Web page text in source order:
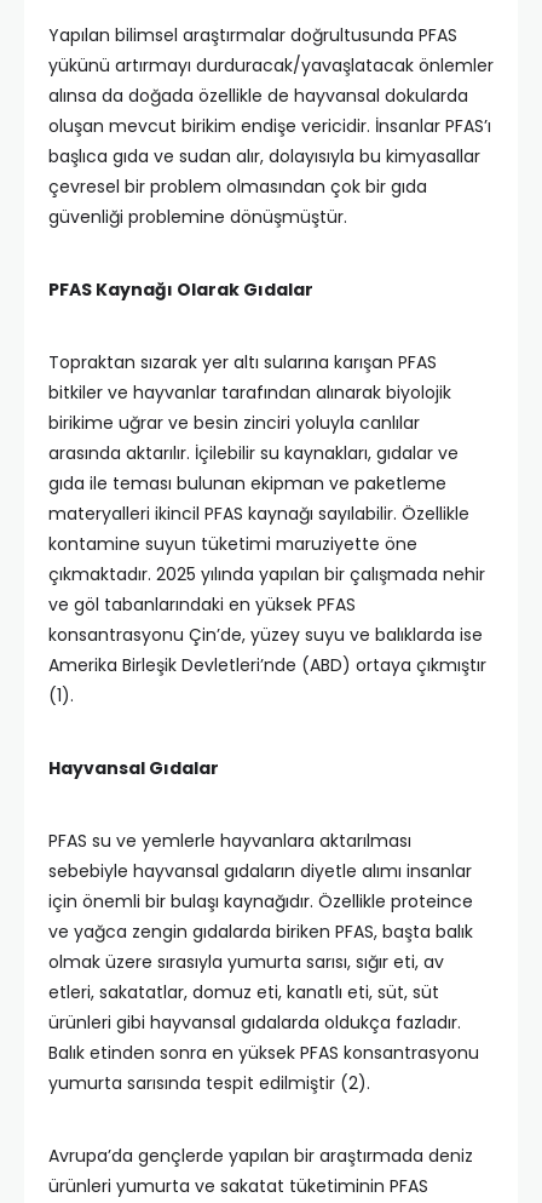
Yapılan bilimsel araştırmalar doğrultusunda PFAS
yükünü artırmayı durduracak/yavaşlatacak önlemler
alınsa da doğada özellikle de hayvansal dokularda
oluşan mevcut birikim endişe vericidir. İnsanlar PFAS’ı
başlıca gıda ve sudan alır, dolayısıyla bu kimyasallar
çevresel bir problem olmasından çok bir gıda
güvenliği problemine dönüşmüştür.
PFAS Kaynağı Olarak Gıdalar
Topraktan sızarak yer altı sularına karışan PFAS
bitkiler ve hayvanlar tarafından alınarak biyolojik
birikime uğrar ve besin zinciri yoluyla canlılar
arasında aktarılır. İçilebilir su kaynakları, gıdalar ve
gıda ile teması bulunan ekipman ve paketleme
materyalleri ikincil PFAS kaynağı sayılabilir. Özellikle
kontamine suyun tüketimi maruziyette öne
çıkmaktadır. 2025 yılında yapılan bir çalışmada nehir
ve göl tabanlarındaki en yüksek PFAS
konsantrasyonu Çin’de, yüzey suyu ve balıklarda ise
Amerika Birleşik Devletleri’nde (ABD) ortaya çıkmıştır
(1).
Hayvansal Gıdalar
PFAS su ve yemlerle hayvanlara aktarılması
sebebiyle hayvansal gıdaların diyetle alımı insanlar
için önemli bir bulaşı kaynağıdır. Özellikle proteince
ve yağca zengin gıdalarda biriken PFAS, başta balık
olmak üzere sırasıyla yumurta sarısı, sığır eti, av
etleri, sakatatlar, domuz eti, kanatlı eti, süt, süt
ürünleri gibi hayvansal gıdalarda oldukça fazladır.
Balık etinden sonra en yüksek PFAS konsantrasyonu
yumurta sarısında tespit edilmiştir (2).
Avrupa’da gençlerde yapılan bir araştırmada deniz
ürünleri yumurta ve sakatat tüketiminin PFAS